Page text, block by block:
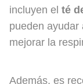
incluyen el té
pueden
mejorar la
Además, es